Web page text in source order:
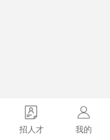
招人才 我的